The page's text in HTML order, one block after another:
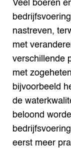
Search the
Veel boeren
nastreven,
met
verschillende
met
bijvoorbeeld
de
beloond
eerst meer